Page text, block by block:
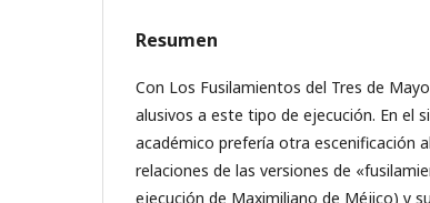
Resumen
Con Los Fusilamientos del Tres de
alusivos a este tipo de ejecución. En el
académico prefería otra escenificación
relaciones de las versiones de
ejecución de Maximiliano de Méjico) y